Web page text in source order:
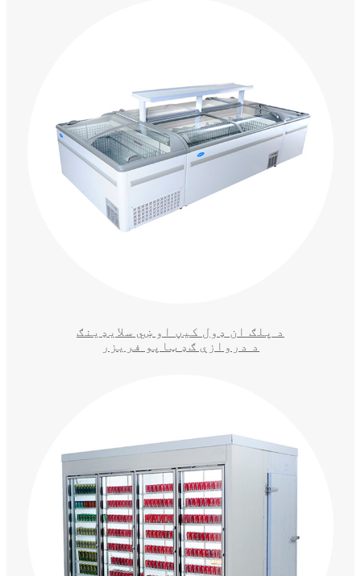
د پلګ ان ډول کیڼ او ښي سلایډینګ
د دروازې ګډ ټاپو فریزر